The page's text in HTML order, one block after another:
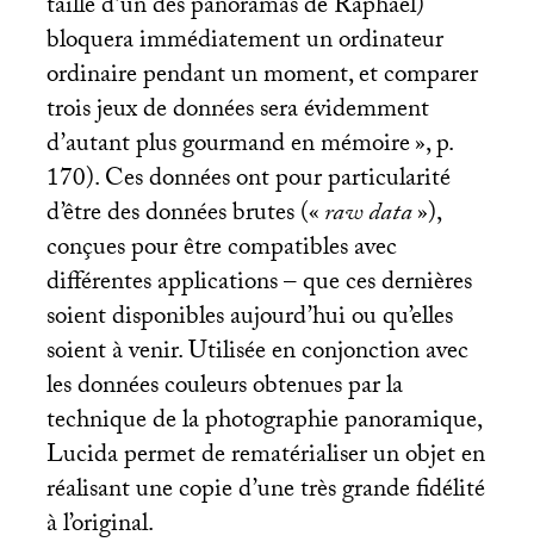
taille d’un des panoramas de Raphael)
bloquera immédiatement un ordinateur
ordinaire pendant un moment, et comparer
trois jeux de données sera évidemment
d’autant plus gourmand en mémoire», p.
170). Ces données ont pour particularité
d’être des données brutes («raw data»),
conçues pour être compatibles avec
différentes applications – que ces dernières
soient disponibles aujourd’hui ou qu’elles
soient à venir. Utilisée en conjonction avec
les données couleurs obtenues par la
technique de la photographie panoramique,
Lucida permet de rematérialiser un objet en
réalisant une copie d’une très grande fidélité
à l’original.